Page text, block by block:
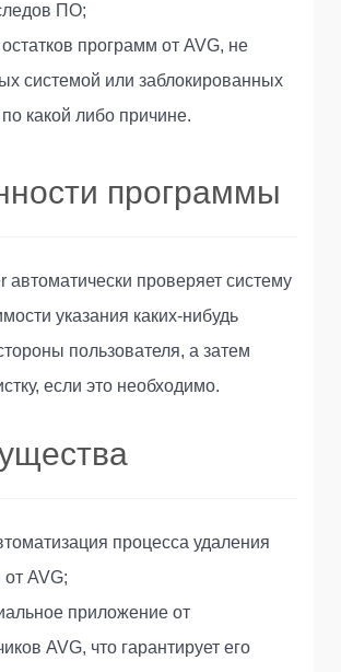
ПО;
программ от AVG, не
системой или заблокированных
какой либо причине.
программы
автоматически проверяет систему
указания каких-нибудь
пользователя, а затем
если это необходимо.
процесса удаления
AVG;
приложение от
AVG, что гарантирует его